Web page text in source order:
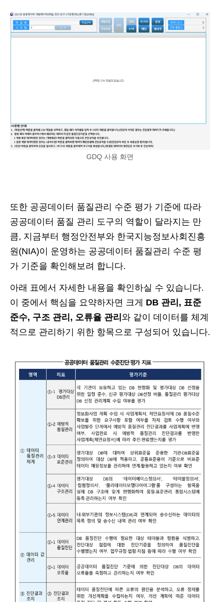
GDQ 사용 화면
또한 공공데이터 품질관리 수준 평가 기준에 따라
공공데이터 품질 관리 도구의 역할이 달라지는 만
큼, 지금부터 행정안전부와 한국지능정보사회진흥
원(NIA)이 운영하는 공공데이터 품질관리 수준 평
가 기준을 확인해보려 합니다.
아래 표에서 자세한 내용을 확인하실 수 있습니다.
이 중에서 핵심을 요약하자면 크게 DB 관리, 표준
준수, 구조 관리, 오류율 관리 와 같이 데이터를 체계
적으로 관리하기 위한 항목으로 구성되어 있습니다.